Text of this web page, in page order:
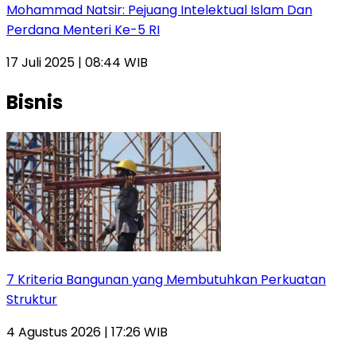
Mohammad Natsir: Pejuang Intelektual Islam Dan
Perdana Menteri Ke-5 RI
17 Juli 2025 | 08:44 WIB
Bisnis
7 Kriteria Bangunan yang Membutuhkan Perkuatan
Struktur
4 Agustus 2026 | 17:26 WIB